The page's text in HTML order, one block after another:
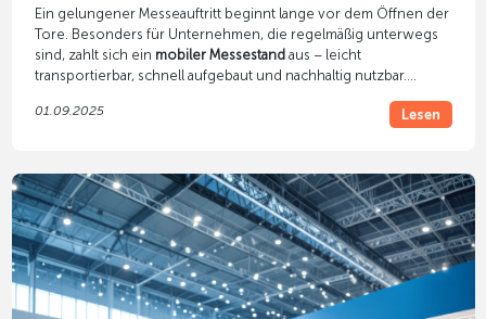
Ein gelungener Messeauftritt beginnt lange vor dem Öffnen der
Tore. Besonders für Unternehmen, die regelmäßig unterwegs
sind, zahlt sich ein mobiler Messestand aus – leicht
transportierbar, schnell aufgebaut und nachhaltig nutzbar.
zu reagieren und dennoch professionell aufzutreten. Sie
01.09.2025 Lesen